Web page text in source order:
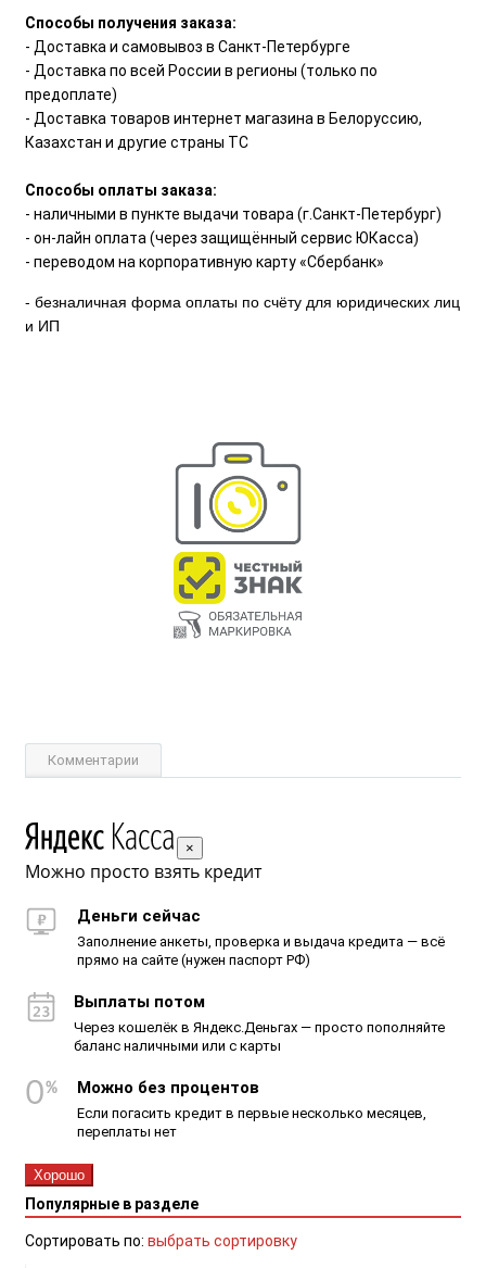
Способы получения заказа:
- Доставка и самовывоз в Санкт-Петербурге
- Доставка по всей России в регионы (только по
предоплате)
- Доставка товаров интернет магазина в Белоруссию,
Казахстан и другие страны ТС
Способы оплаты заказа:
- наличными в пункте выдачи товара (г.Санкт-Петербург)
- он-лайн оплата (через защищённый сервис ЮКасса)
- переводом на корпоративную карту «Сбербанк»
- безналичная форма оплаты по счёту для юридических лиц
и ИП
Комментарии
×
Можно просто взять кредит
Деньги сейчас
Заполнение анкеты, проверка и выдача кредита — всё
прямо на сайте (нужен паспорт РФ)
Выплаты потом
Через кошелёк в Яндекс.Деньгах — просто пополняйте
баланс наличными или с карты
Можно без процентов
Если погасить кредит в первые несколько месяцев,
переплаты нет
Хорошо
Популярные в разделе
Сортировать по: выбрать сортировку